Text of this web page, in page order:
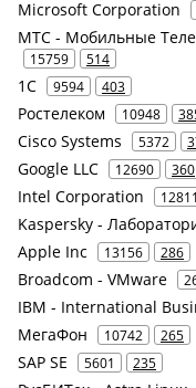
Microsoft Corporation
МТС - Мобильные
15759 514
1С 9594 403
Ростелеком 10948
Cisco Systems 5372
Google LLC 12690 360
Intel Corporation 12811
Kaspersky -
Apple Inc 13156 286
Broadcom - VMware
IBM - International
МегаФон 10742 265
SAP SE 5601 235